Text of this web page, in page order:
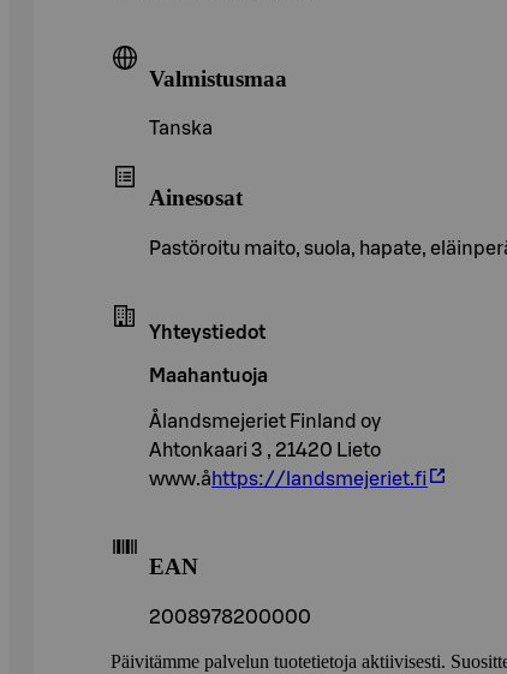
Valmistusmaa
Tanska
Ainesosat
Pastöroitu maito, suola, hapate,
Yhteystiedot
Maahantuoja
Ålandsmejeriet Finland oy
Ahtonkaari 3 , 21420 Lieto
www.å https://landsmejeriet.fi
EAN
2008978200000
Päivitämme palvelun tuotetietoja aktiivisesti.